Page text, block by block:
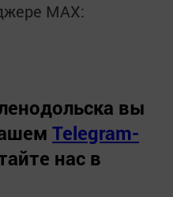
MАХ:
вы
Telegram-
нас в